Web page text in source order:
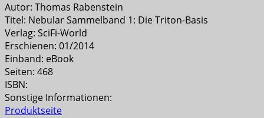
Autor: Thomas Rabenstein
Titel: Nebular Sammelband 1: Die Triton-Basis
Verlag: SciFi-World
Erschienen: 01/2014
Einband: eBook
Seiten: 468
ISBN:
Sonstige Informationen:
Produktseite